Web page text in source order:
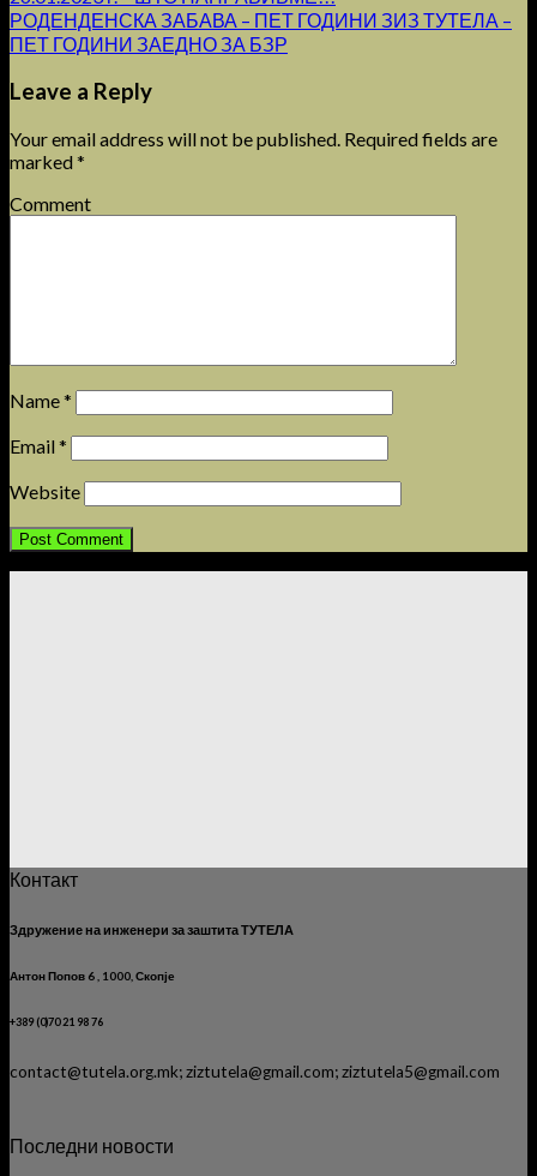
РОДЕНДЕНСКА ЗАБАВА – ПЕТ ГОДИНИ ЗИЗ ТУТЕЛА –
ПЕТ ГОДИНИ ЗАЕДНО ЗА БЗР
Leave a Reply
Your email address will not be published. Required fields are
marked*
Comment
Name*
Email*
Website
Контакт
Здружение на инженери за заштита ТУТЕЛА
Антон Попов 6 , 1000, Скопје
+389 (0)70 21 98 76
contact@tutela.org.mk; ziztutela@gmail.com; ziztutela5@gmail.com
Последни новости